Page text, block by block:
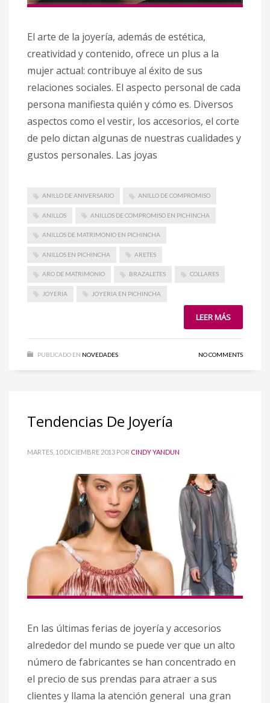
El arte de la joyería, además de estética,
creatividad y contenido, ofrece un plus a la
mujer actual: contribuye al éxito de sus
relaciones sociales. El aspecto personal de cada
persona manifiesta quién y cómo es. Diversos
aspectos como el vestir, los accesorios, el corte
de pelo dictan algunas de nuestras cualidades y
gustos personales. Las joyas
ANILLO DE ANIVERSARIO ANILLO DE COMPROMISO
ANILLOS ANILLOS DE COMPROMISO EN PICHINCHA
ANILLOS DE MATRIMONIO EN PICHINCHA
ANILLOS EN PICHINCHA ARETES
ARO DE MATRIMONIO BRAZALETES COLLARES
JOYERIA JOYERIA EN PICHINCHA
LEER MÁS
PUBLICADO EN NOVEDADES NO COMMENTS
Tendencias De Joyería
MARTES, 10 DICIEMBRE 2013 POR CINDY YANDUN
En las últimas ferias de joyería y accesorios
alrededor del mundo se puede ver que un alto
número de fabricantes se han concentrado en
el precio de sus prendas para atraer a sus
clientes y llama la atención general una gran